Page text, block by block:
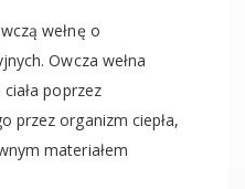
wełnę o
Owcza wełna
poprzez
przez organizm ciepła,
materiałem